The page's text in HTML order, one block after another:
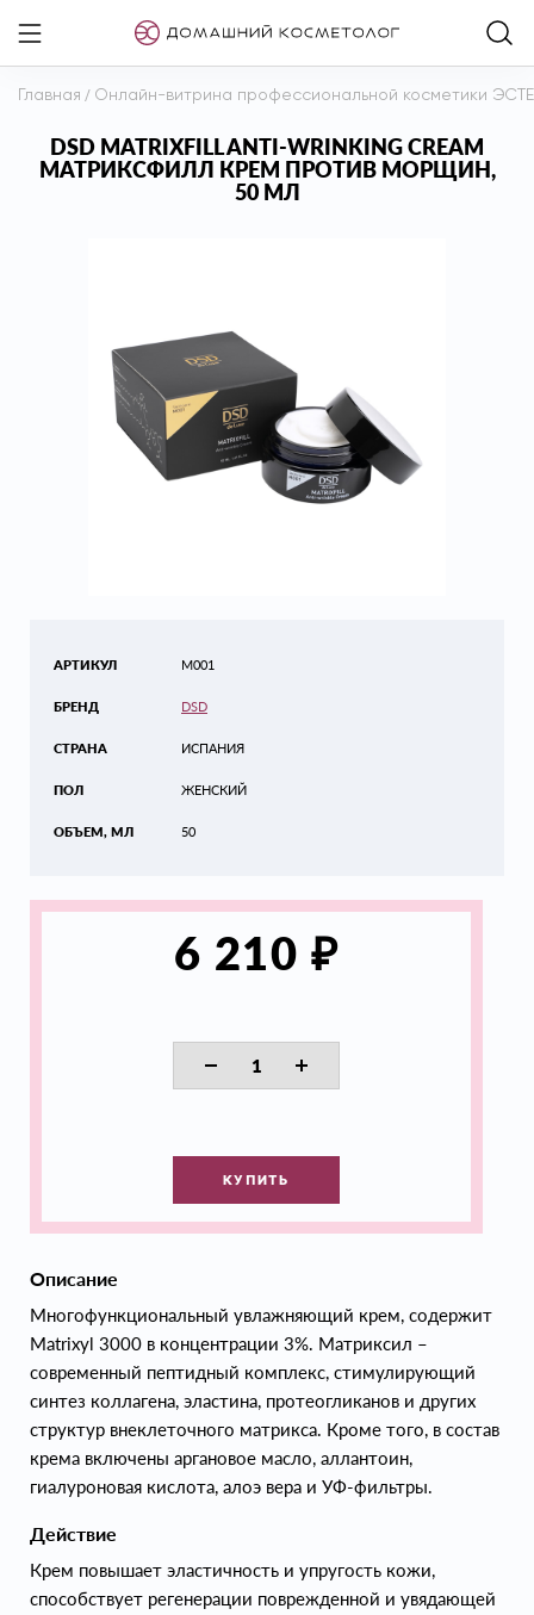
Главная / Онлайн-витрина профессиональной косметики
DSD MATRIXFILL ANTI-WRINKING CREAM
МАТРИКСФИЛЛ КРЕМ ПРОТИВ МОРЩИН,
50 МЛ
АРТИКУЛ
БРЕНД
СТРАНА
ПОЛ
ОБЪЕМ, МЛ
М001
DSD
ИСПАНИЯ
ЖЕНСКИЙ
50
6 210 ₽
КУПИТЬ
Описание
Многофункциональный увлажняющий крем, содержит
Matrixyl 3000 в концентрации 3%. Матриксил –
современный пептидный комплекс, стимулирующий
синтез коллагена, эластина, протеогликанов и других
структур внеклеточного матрикса. Кроме того, в состав
крема включены аргановое масло, аллантоин,
гиалуроновая кислота, алоэ вера и УФ-фильтры.
Действие
Крем повышает эластичность и упругость кожи,
способствует регенерации поврежденной и увядающей